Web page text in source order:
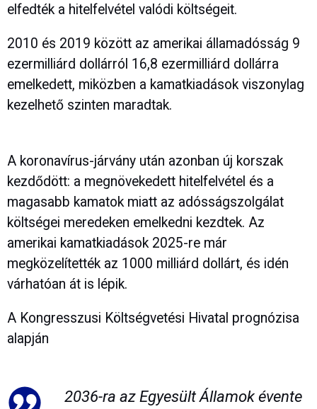
elfedték a hitelfelvétel valódi költségeit.
2010 és 2019 között az amerikai államadósság 9
ezermilliárd dollárról 16,8 ezermilliárd dollárra
emelkedett, miközben a kamatkiadások viszonylag
kezelhető szinten maradtak.
A koronavírus-járvány után azonban új korszak
kezdődött: a megnövekedett hitelfelvétel és a
magasabb kamatok miatt az adósságszolgálat
költségei meredeken emelkedni kezdtek. Az
amerikai kamatkiadások 2025-re már
megközelítették az 1000 milliárd dollárt, és idén
várhatóan át is lépik.
A Kongresszusi Költségvetési Hivatal prognózisa
alapján
2036-ra az Egyesült Államok évente